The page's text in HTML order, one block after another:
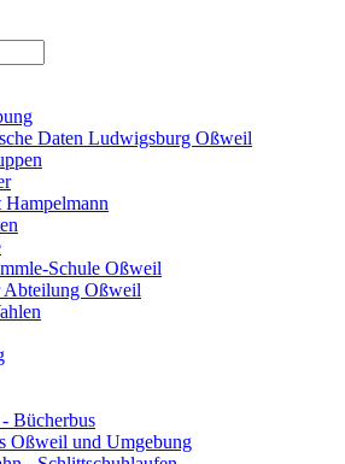
Daten Ludwigsburg Oßweil
Schule Oßweil
Abteilung Oßweil
Bücherbus
Oßweil und Umgebung